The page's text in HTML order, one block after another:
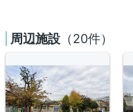
周辺施設 （20件）